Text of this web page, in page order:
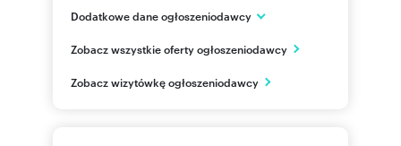
Dodatkowe dane ogłoszeniodawcy
ul. Stefana Batorego 23/3
pomorskie
Zobacz wszystkie oferty ogłoszeniodawcy
Zobacz wizytówkę ogłoszeniodawcy